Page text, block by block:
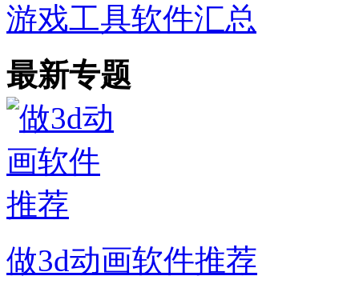
游戏工具软件汇总
最新专题
做3d动画软件推荐